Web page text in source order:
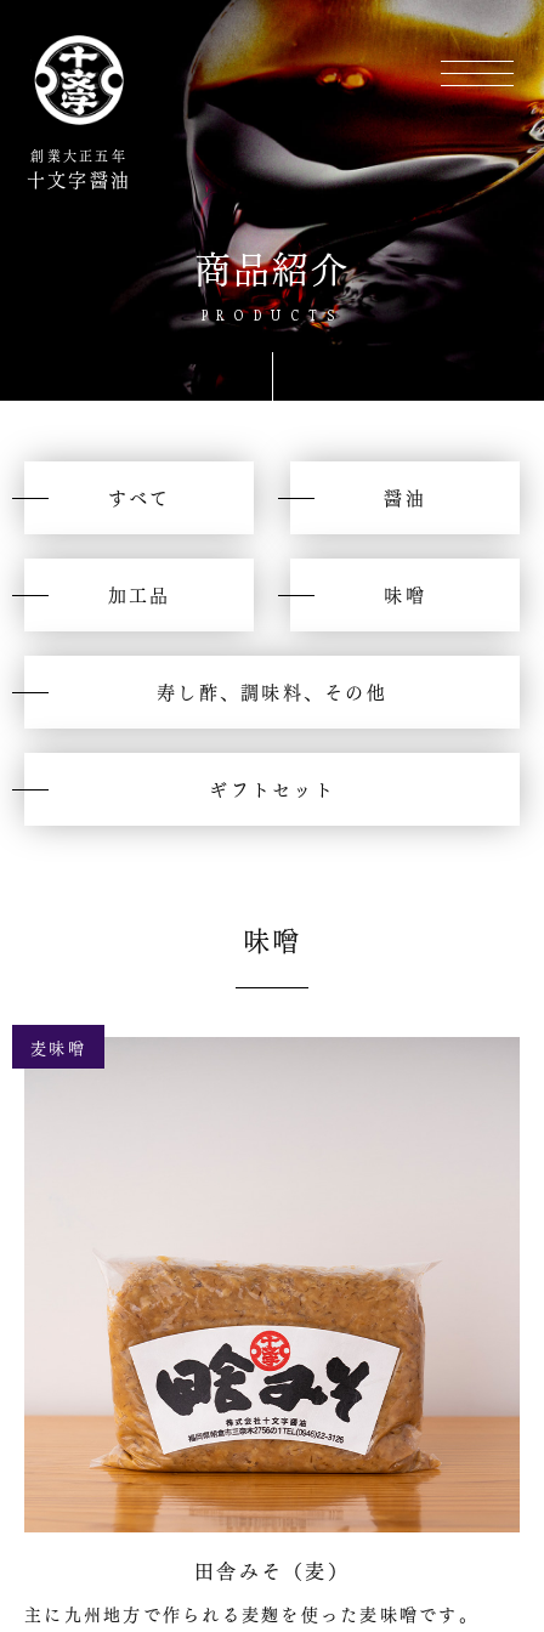
創業大正五年
十文字醤油
商品紹介
PRODUCTS
すべて 醤油
加工品 味噌
寿し酢、調味料、その他
ギフトセット
味噌
麦味噌
田舎みそ（麦）
主に九州地方で作られる麦麹を使った麦味噌です。